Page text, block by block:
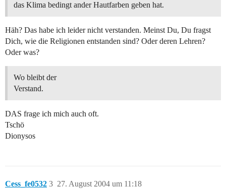
das Klima bedingt ander Hautfarben geben hat.
Häh? Das habe ich leider nicht verstanden. Meinst Du, Du fragst
Dich, wie die Religionen entstanden sind? Oder deren Lehren?
Oder was?
Wo bleibt der
Verstand.
DAS frage ich mich auch oft.
Tschö
Dionysos
Cess_fe0532 27. August 2004 um 11:18
3